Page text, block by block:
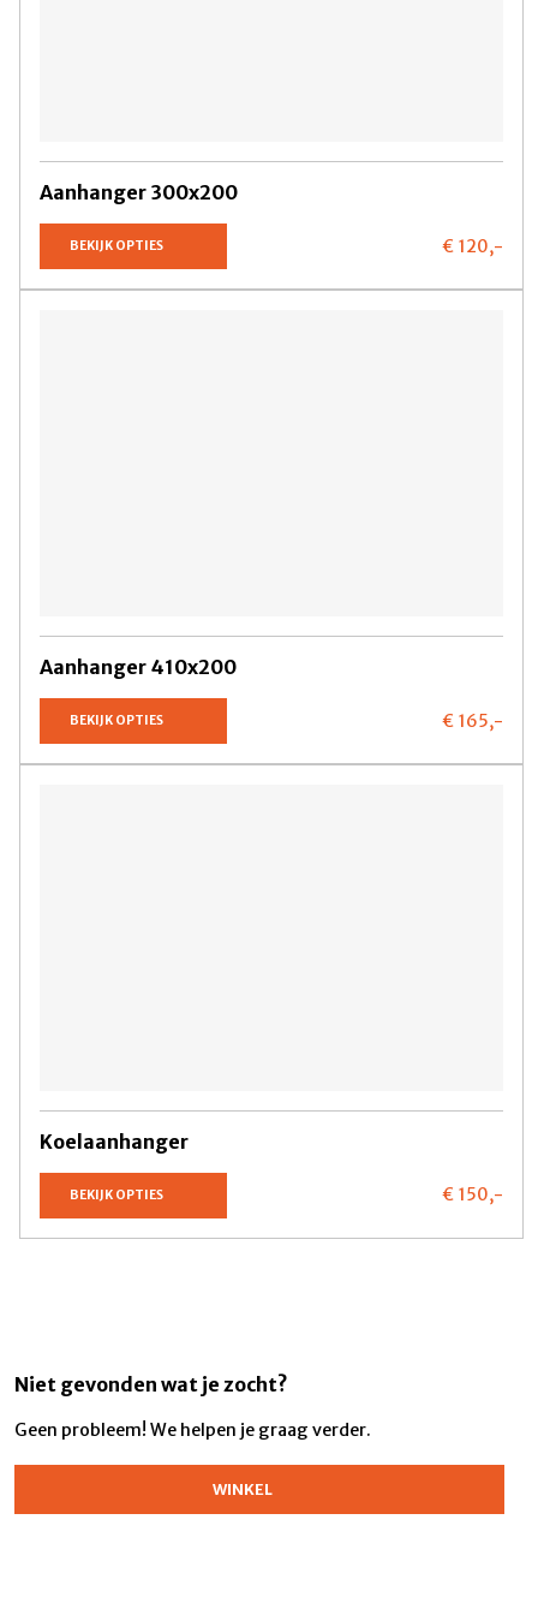
Aanhanger 300x200
BEKIJK OPTIES € 120,-
Aanhanger 410x200
BEKIJK OPTIES € 165,-
Koelaanhanger
BEKIJK OPTIES € 150,-
Niet gevonden wat je zocht?
Geen probleem! We helpen je graag verder.
WINKEL